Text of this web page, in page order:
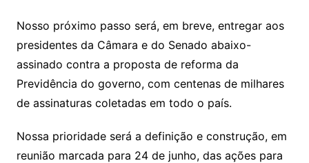
Nosso próximo passo será, em breve, entregar aos
presidentes da Câmara e do Senado abaixo-
assinado contra a proposta de reforma da
Previdência do governo, com centenas de milhares
de assinaturas coletadas em todo o país.
Nossa prioridade será a definição e construção, em
reunião marcada para 24 de junho, das ações para